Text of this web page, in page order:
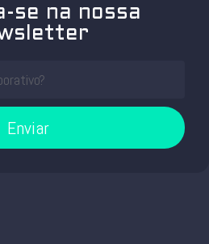
se na nossa
Enviar